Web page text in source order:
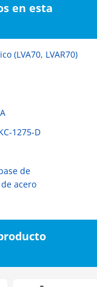
en esta
(LVA70, LVAR70)
1275-D
de
acero